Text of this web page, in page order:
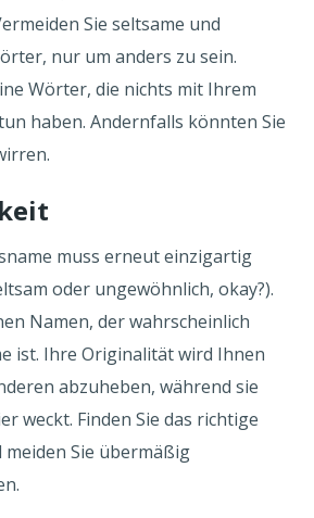
Sie seltsame und
nur um anders zu sein.
Wörter, die nichts mit Ihrem
haben. Andernfalls könnten Sie
muss erneut einzigartig
oder ungewöhnlich, okay?).
Namen, der wahrscheinlich
ist. Ihre Originalität wird Ihnen
abzuheben, während sie
weckt. Finden Sie das richtige
meiden Sie übermäßig